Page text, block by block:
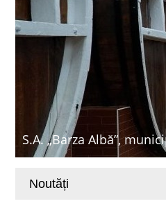
S.A. „Barza Albă”,
Noutăți